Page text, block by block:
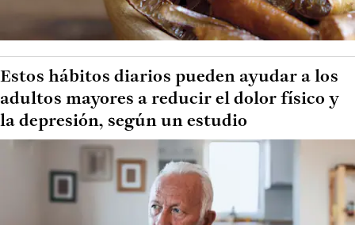
Estos hábitos diarios pueden ayudar a los
adultos mayores a reducir el dolor físico y
la depresión, según un estudio